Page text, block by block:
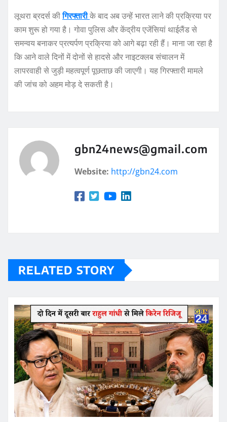
लूथरा ब्रदर्स कीगिरफ्तारीके बाद अब उन्हें भारत लाने की प्रक्रिया पर
काम शुरू हो गया है। गोवा पुलिस और केंद्रीय एजेंसियां थाईलैंड से
समन्वय बनाकर प्रत्यर्पण प्रक्रिया को आगे बढ़ा रही हैं। माना जा रहा है
कि आने वाले दिनों में दोनों से हादसे और नाइटक्लब संचालन में
लापरवाही से जुड़ी महत्वपूर्ण पूछताछ की जाएगी। यह गिरफ्तारी मामले
की जांच को अहम मोड़ दे सकती है।
gbn24news@gmail.com
Website: http://gbn24.com
RELATED STORY